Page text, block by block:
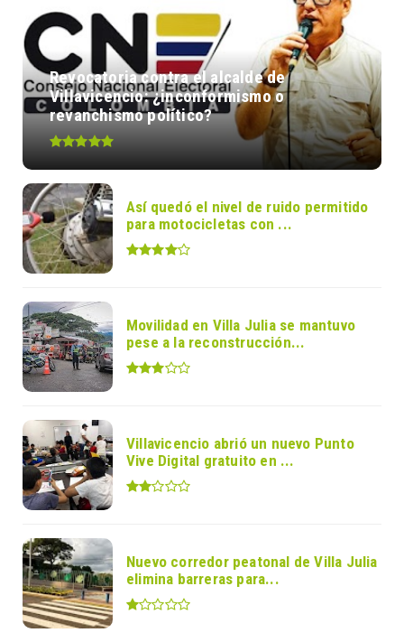
Revocatoria contra el alcalde de
Villavicencio: ¿inconformismo o
revanchismo político?
Así quedó el nivel de ruido permitido
para motocicletas con ...
Movilidad en Villa Julia se mantuvo
pese a la reconstrucción...
Villavicencio abrió un nuevo Punto
Vive Digital gratuito en ...
Nuevo corredor peatonal de Villa Julia
elimina barreras para...